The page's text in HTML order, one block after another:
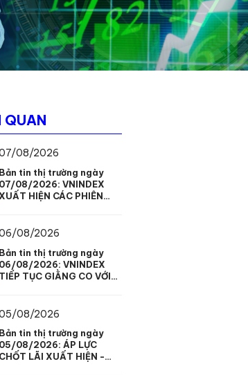
QUAN
08/2026
Bản tin thị trường ngày
07/08/2026: VNINDEX
HIỆN CÁC PHIÊN
08/2026
Bản tin thị trường ngày
06/08/2026: VNINDEX
TIẾP TỤC GIẰNG CO VỚI
08/2026
Bản tin thị trường ngày
05/08/2026: ÁP LỰC
CHỐT LÃI XUẤT HIỆN -